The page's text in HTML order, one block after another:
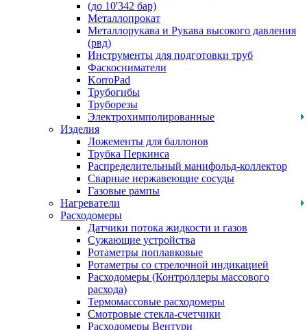
(до 10'342 бар)
Металлопрокат
Металлорукава и Рукава высокого давления
(рвд)
Инструменты для подготовки труб
Фаскосниматели
KorroPad
Трубогибы
Труборезы
Электрохимполированные
Изделия
Ложементы для баллонов
Трубка Перкинса
Распределительный манифольд-коллектор
Сварные нержавеющие сосуды
Газовые рампы
Нагреватели
Расходомеры
Датчики потока жидкости и газов
Сужающие устройства
Ротаметры поплавковые
Ротаметры со стрелочной индикацией
Расходомеры (Контроллеры массового
расхода)
Термомассовые расходомеры
Смотровые стекла-счетчики
Расходомеры Вентури